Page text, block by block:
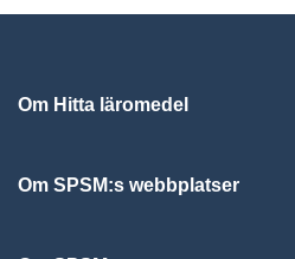
Om Hitta läromedel
Om SPSM:s webbplatser